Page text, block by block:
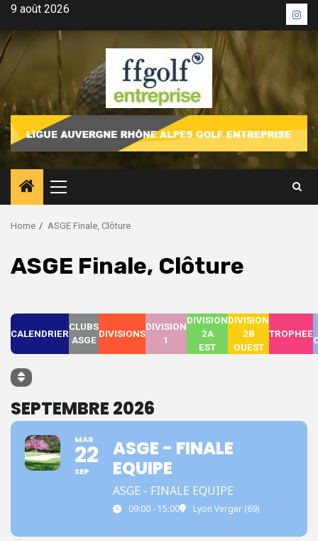
Skip
content
9 août 2026
Primary
Menu
Home ASGE Finale, Clôture
ASGE Finale, Clôture
CALENDRIER
CLUBS
ASGE
DIVISIONS
DIVISION
1
DIVISION
2A
EST
DIVISION
2B
OUEST
TROPHEE
SEPTEMBRE 2026
MAR
22
SEP
ASGE - FINALE
EQUIPE
ASGE - FINALE EQUIPE
09:00 - 15:00 Lyon Verger (69)